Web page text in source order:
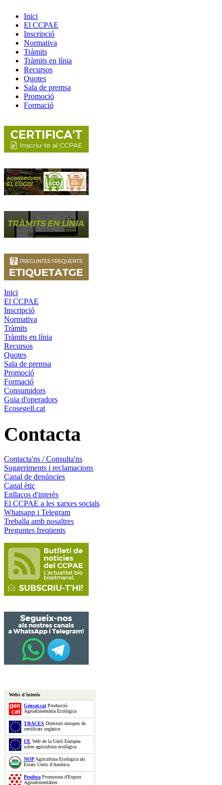
Inici
El CCPAE
Inscripció
Normativa
Tràmits
Tràmits en línia
Recursos
Quotes
Sala de premsa
Promoció
Formació
Inici
El CCPAE
Inscripció
Normativa
Tràmits
Tràmits en línia
Recursos
Quotes
Sala de premsa
Promoció
Formació
Consumidors
Guia d'operadors
Ecosegell.cat
Contacta
Contacta'ns / Consulta'ns
Suggeriments i reclamacions
Canal de denúncies
Canal ètic
Enllaços d'interès
El CCPAE a les xarxes socials
Whatsapp i Telegram
Treballa amb nosaltres
Preguntes freqüents
Webs d'interès
Gencat.catProducció
Agroalimentària Ecològica
TRACES Directori europeu de
certificats orgànics
UE Web de la Unió Europea
sobre agricultura ecològica
NOPAgricultura Ecològica als
Estats Units d'Amèrica
Prodeca Promotora d'Export.
Agroalimentàries